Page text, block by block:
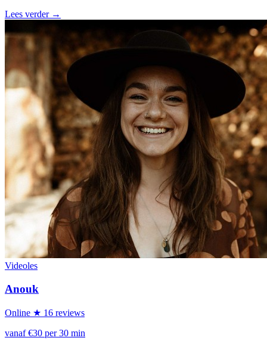
Lees verder →
Videoles
Anouk
Online ★ 16 reviews
vanaf €30 per 30 min